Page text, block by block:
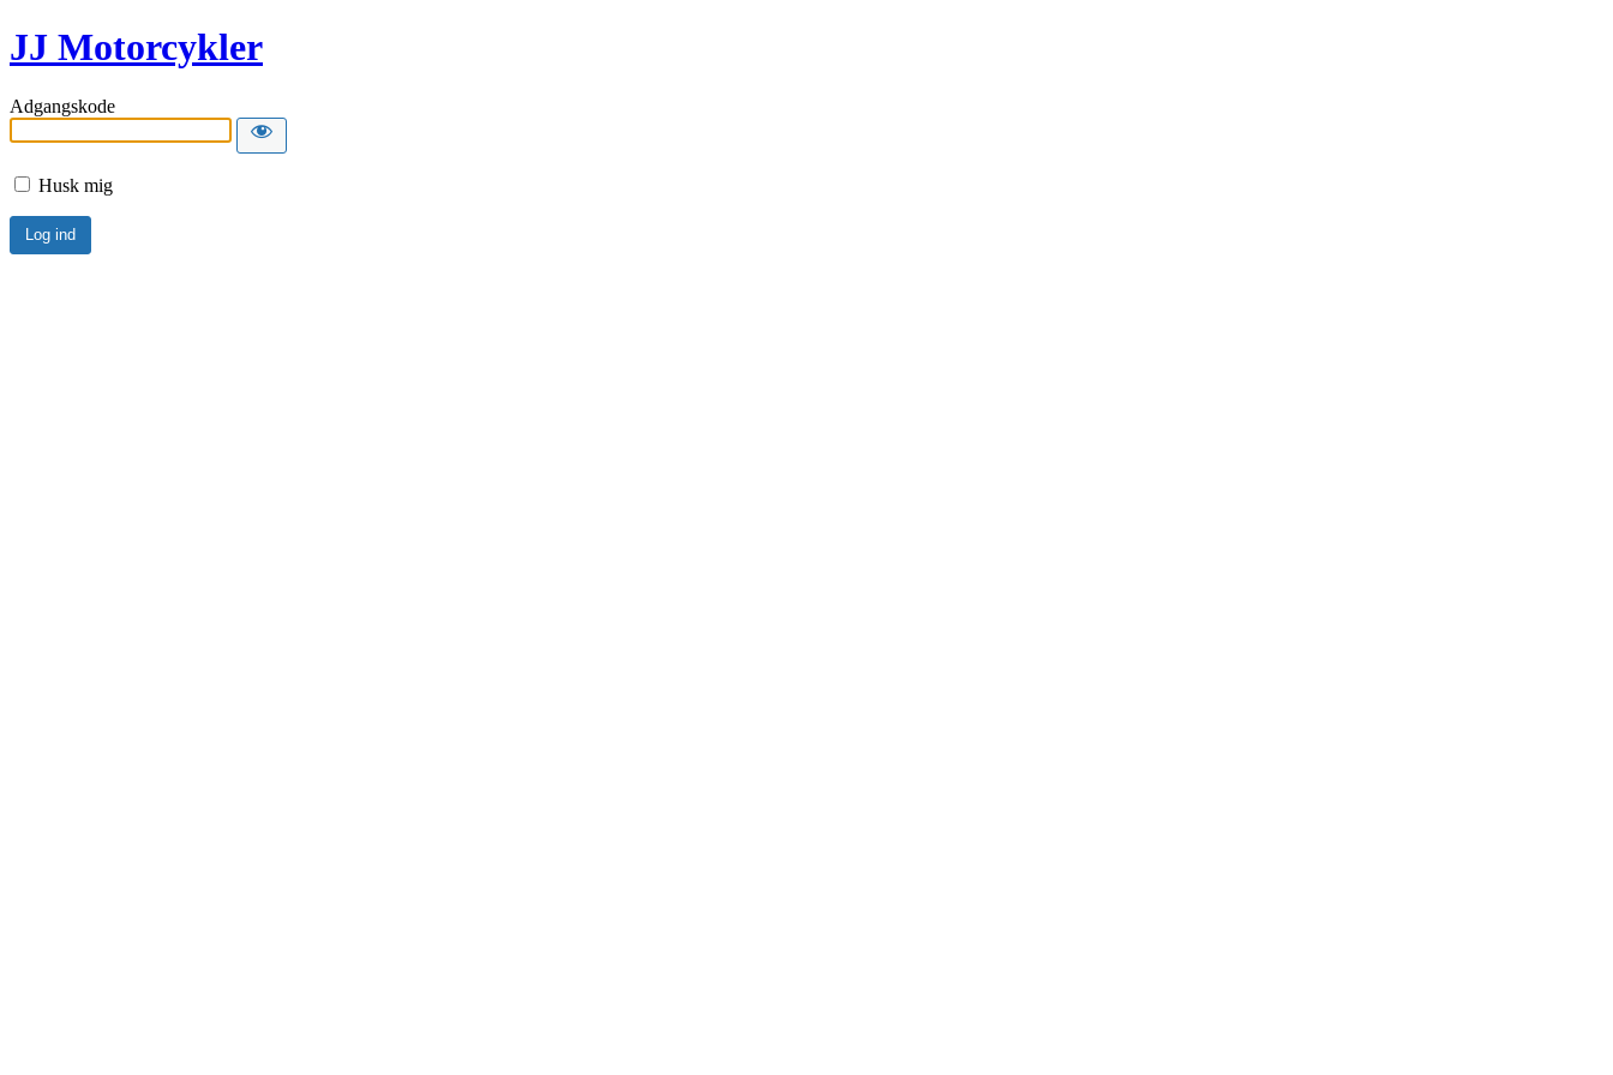
JJ Motorcykler
Adgangskode
Husk mig